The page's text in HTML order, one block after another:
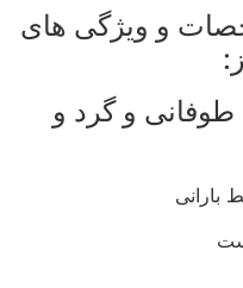
و ویژگی های
طوفانی و گرد و